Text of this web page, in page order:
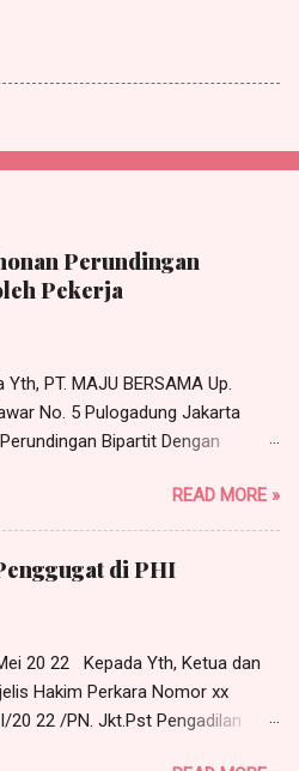
Perundingan
Pekerja
PT. MAJU BERSAMA Up.
No. 5 Pulogadung Jakarta
Bipartit Dengan
: Karyawan PT. Maju
10 RT 05, RW 01, Kel. Cibubur,
dengan adanya
yang perlu dirundingkan
manajemen PT. Maju
bipartit pada: Hari : Senin Tanggal
s/d selesai Tempat : Ruang
No. 5 Pulogadung, Jakarta
adalah terkait dengan
READ MORE »
di PHI
20 22 Kepada Yth, Ketua dan
Hakim Perkara Nomor xx
20 22 /PN. Jkt.Pst Pengadilan